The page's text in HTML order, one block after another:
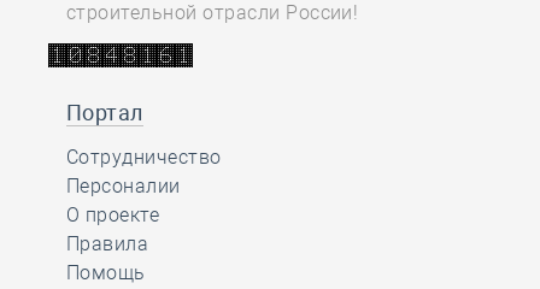
строительной отрасли России!
Портал
Сотрудничество
Персоналии
О проекте
Правила
Помощь